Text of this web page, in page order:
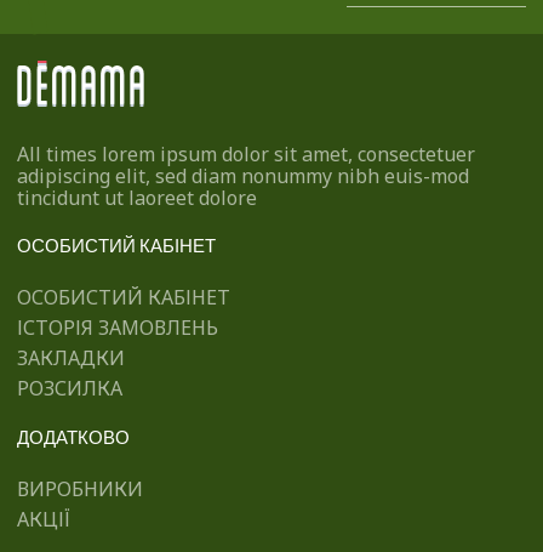
All times lorem ipsum dolor sit amet, consectetuer
adipiscing elit, sed diam nonummy nibh euis-mod
tincidunt ut laoreet dolore
ОСОБИСТИЙ КАБІНЕТ
ОСОБИСТИЙ КАБІНЕТ
ІСТОРІЯ ЗАМОВЛЕНЬ
ЗАКЛАДКИ
РОЗСИЛКА
ДОДАТКОВО
ВИРОБНИКИ
АКЦІЇ